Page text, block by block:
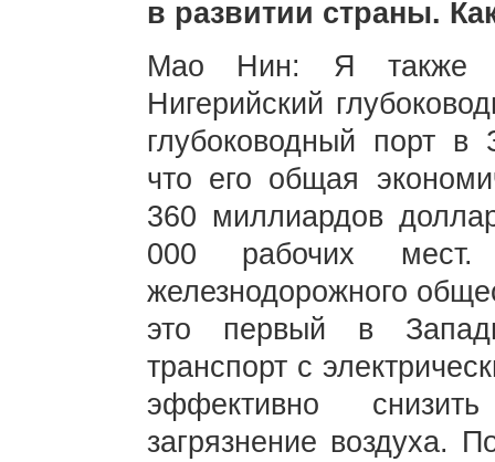
в развитии страны.
Мао Нин: Я также
Нигерийский
глубоководный порт
что его общая
360 миллиардов
000 рабочих мест.
железнодорожного
это первый в
транспорт с
эффективно
загрязнение воздуха.